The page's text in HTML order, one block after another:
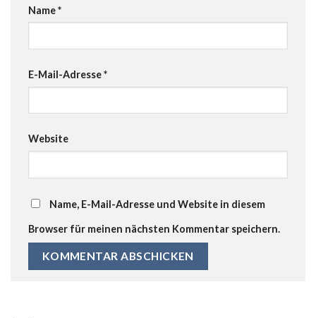
Name*
E-Mail-Adresse*
Website
Name, E-Mail-Adresse und Website in diesem
Browser für meinen nächsten Kommentar speichern.